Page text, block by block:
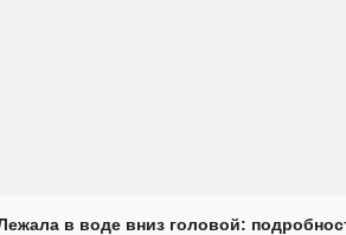
в воде вниз головой: